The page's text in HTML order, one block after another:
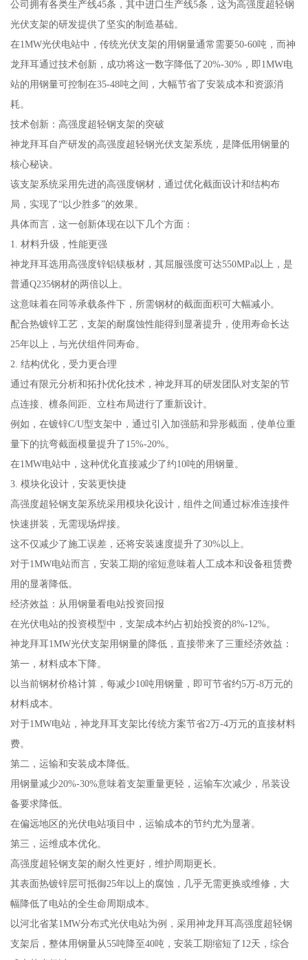
公司拥有各类生产线45条，其中进口生产线5条，这为高强度超轻钢
光伏支架的研发提供了坚实的制造基础。
在1MW光伏电站中，传统光伏支架的用钢量通常需要50-60吨，而神
龙拜耳通过技术创新，成功将这一数字降低了20%-30%，即1MW电
站的用钢量可控制在35-48吨之间，大幅节省了安装成本和资源消
耗。
技术创新：高强度超轻钢支架的突破
神龙拜耳自产研发的高强度超轻钢光伏支架系统，是降低用钢量的
核心秘诀。
该支架系统采用先进的高强度钢材，通过优化截面设计和结构布
局，实现了“以少胜多”的效果。
具体而言，这一创新体现在以下几个方面：
1. 材料升级，性能更强
神龙拜耳选用高强度锌铝镁板材，其屈服强度可达550MPa以上，是
普通Q235钢材的两倍以上。
这意味着在同等承载条件下，所需钢材的截面面积可大幅减小。
配合热镀锌工艺，支架的耐腐蚀性能得到显著提升，使用寿命长达
25年以上，与光伏组件同寿命。
2. 结构优化，受力更合理
通过有限元分析和拓扑优化技术，神龙拜耳的研发团队对支架的节
点连接、檩条间距、立柱布局进行了重新设计。
例如，在镀锌C/U型支架中，通过引入加强筋和异形截面，使单位重
量下的抗弯截面模量提升了15%-20%。
在1MW电站中，这种优化直接减少了约10吨的用钢量。
3. 模块化设计，安装更快捷
高强度超轻钢支架系统采用模块化设计，组件之间通过标准连接件
快速拼装，无需现场焊接。
这不仅减少了施工误差，还将安装速度提升了30%以上。
对于1MW电站而言，安装工期的缩短意味着人工成本和设备租赁费
用的显著降低。
经济效益：从用钢量看电站投资回报
在光伏电站的投资模型中，支架成本约占初始投资的8%-12%。
神龙拜耳1MW光伏支架用钢量的降低，直接带来了三重经济效益：
第一，材料成本下降。
以当前钢材价格计算，每减少10吨用钢量，即可节省约5万-8万元的
材料成本。
对于1MW电站，神龙拜耳支架比传统方案节省2万-4万元的直接材料
费。
第二，运输和安装成本降低。
用钢量减少20%-30%意味着支架重量更轻，运输车次减少，吊装设
备要求降低。
在偏远地区的光伏电站项目中，运输成本的节约尤为显著。
第三，运维成本优化。
高强度超轻钢支架的耐久性更好，维护周期更长。
其表面热镀锌层可抵御25年以上的腐蚀，几乎无需更换或维修，大
幅降低了电站的全生命周期成本。
以河北省某1MW分布式光伏电站为例，采用神龙拜耳高强度超轻钢
支架后，整体用钢量从55吨降至40吨，安装工期缩短了12天，综合